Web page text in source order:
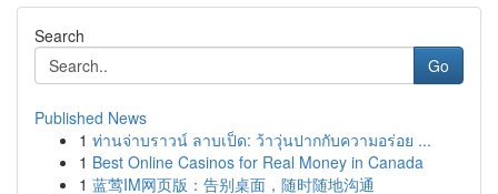
Search
Go
Published News
1 ท่านจ่าบราวน์ ลาบเป็ด: ว้าวุ่นปากกับความอร่อย ...
1 Best Online Casinos for Real Money in Canada
1 蓝莺IM网页版：告别桌面，随时随地沟通